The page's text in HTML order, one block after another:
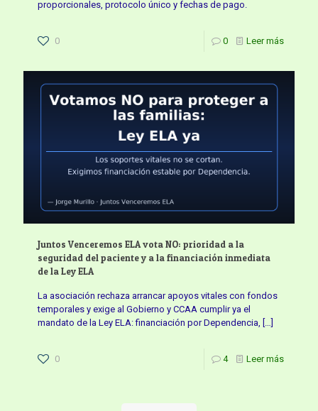
proporcionales, protocolo único y fechas de pago.
0 0 Leer más
Juntos Venceremos ELA vota NO: prioridad a la
seguridad del paciente y a la financiación inmediata
de la Ley ELA
La asociación rechaza arrancar apoyos vitales con fondos
temporales y exige al Gobierno y CCAA cumplir ya el
mandato de la Ley ELA: financiación por Dependencia, […]
0 4 Leer más